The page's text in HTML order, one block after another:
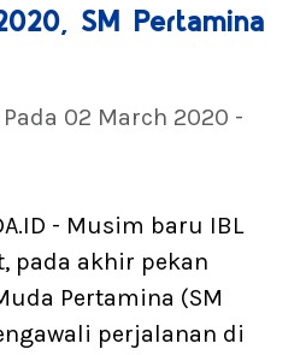
SM Pertamina
02 March 2020 -
- Musim baru IBL
pada akhir pekan
Pertamina (SM
perjalanan di